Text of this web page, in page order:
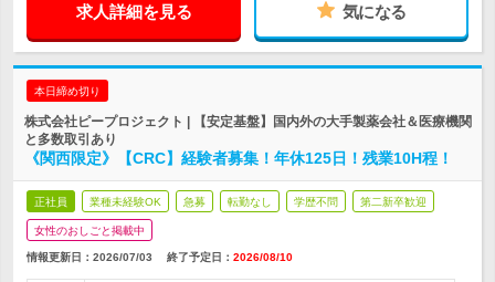
求人詳細を見る 気になる
本日締め切り
株式会社ピープロジェクト | 【安定基盤】国内外の大手製薬会社＆医療機関
と多数取引あり
《関西限定》【CRC】経験者募集！年休125日！残業10H程！
正社員 業種未経験OK 急募 転勤なし 学歴不問 第二新卒歓迎
女性のおしごと掲載中
情報更新日：2026/07/03 終了予定日： 2026/08/10